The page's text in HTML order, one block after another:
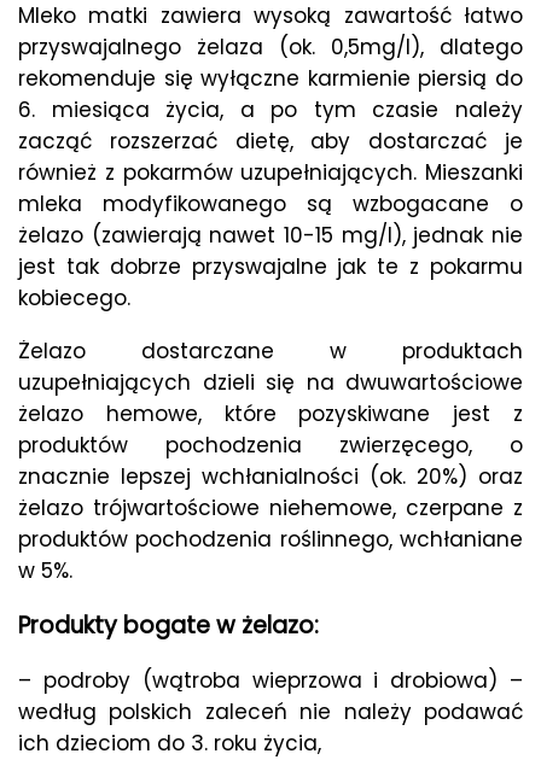
Mleko matki zawiera wysoką zawartość łatwo
przyswajalnego żelaza (ok. 0,5mg/l), dlatego
rekomenduje się wyłączne karmienie piersią do
6. miesiąca życia, a po tym czasie należy
zacząć rozszerzać dietę, aby dostarczać je
również z pokarmów uzupełniających. Mieszanki
mleka modyfikowanego są wzbogacane o
żelazo (zawierają nawet 10-15 mg/l), jednak nie
jest tak dobrze przyswajalne jak te z pokarmu
kobiecego.
Żelazo dostarczane w produktach
uzupełniających dzieli się na dwuwartościowe
żelazo hemowe, które pozyskiwane jest z
produktów pochodzenia zwierzęcego, o
znacznie lepszej wchłanialności (ok. 20%) oraz
żelazo trójwartościowe niehemowe, czerpane z
produktów pochodzenia roślinnego, wchłaniane
w 5%.
Produkty bogate w żelazo:
– podroby (wątroba wieprzowa i drobiowa) –
według polskich zaleceń nie należy podawać
ich dzieciom do 3. roku życia,